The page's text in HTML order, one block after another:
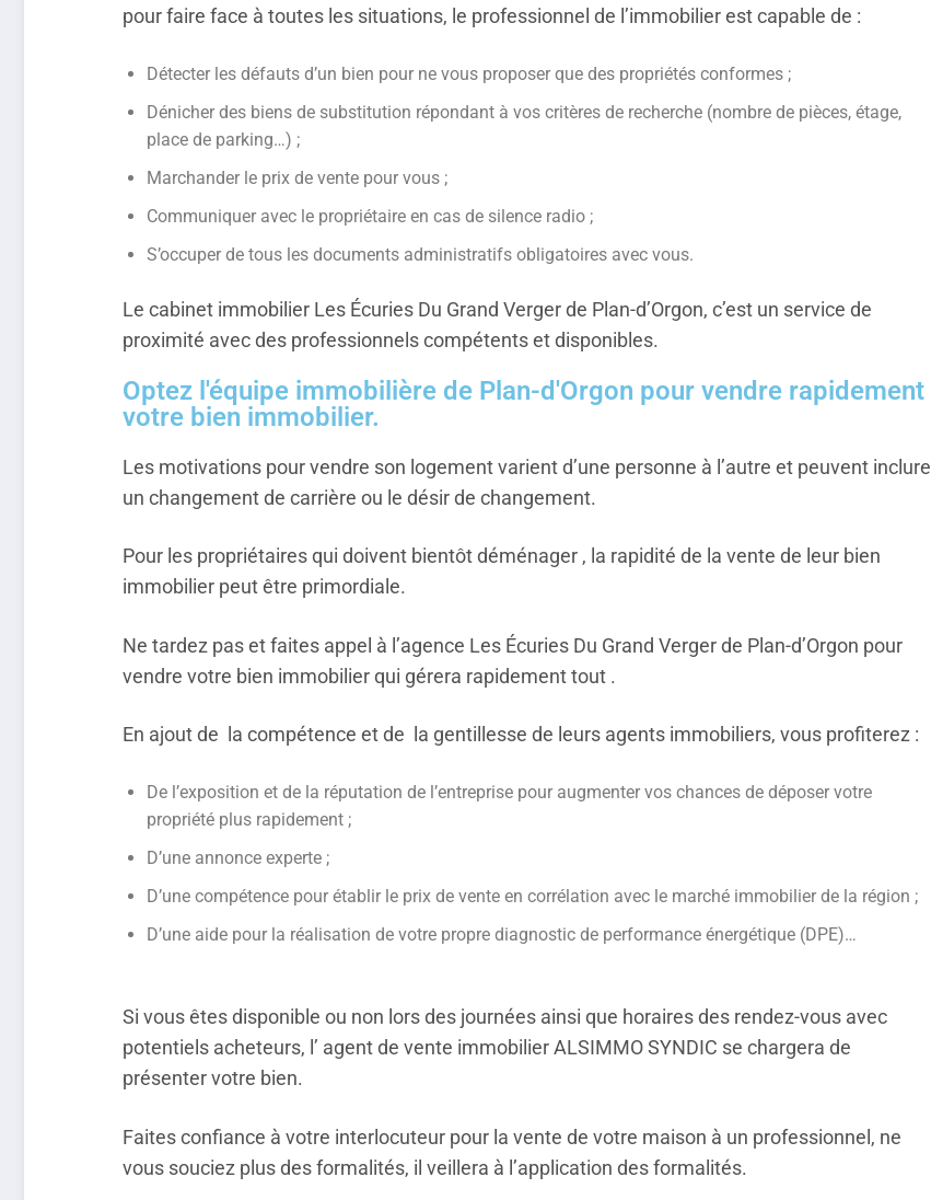
pour faire face à toutes les situations, le professionnel de l’immobilier est capable de :
Détecter les défauts d’un bien pour ne vous proposer que des propriétés conformes ;
Dénicher des biens de substitution répondant à vos critères de recherche (nombre de pièces, étage,
place de parking…) ;
Marchander le prix de vente pour vous ;
Communiquer avec le propriétaire en cas de silence radio ;
S’occuper de tous les documents administratifs obligatoires avec vous.
Le cabinet immobilier Les Écuries Du Grand Verger de Plan-d’Orgon, c’est un service de
proximité avec des professionnels compétents et disponibles.
Optez l'équipe immobilière de Plan-d'Orgon pour vendre rapidement
votre bien immobilier.
Les motivations pour vendre son logement varient d’une personne à l’autre et peuvent inclure
un changement de carrière ou le désir de changement.
Pour les propriétaires qui doivent bientôt déménager , la rapidité de la vente de leur bien
immobilier peut être primordiale.
Ne tardez pas et faites appel à l’agence Les Écuries Du Grand Verger de Plan-d’Orgon pour
vendre votre bien immobilier qui gérera rapidement tout .
En ajout de la compétence et de la gentillesse de leurs agents immobiliers, vous profiterez :
De l’exposition et de la réputation de l’entreprise pour augmenter vos chances de déposer votre
propriété plus rapidement ;
D’une annonce experte ;
D’une compétence pour établir le prix de vente en corrélation avec le marché immobilier de la région ;
D’une aide pour la réalisation de votre propre diagnostic de performance énergétique (DPE)…
Si vous êtes disponible ou non lors des journées ainsi que horaires des rendez-vous avec
potentiels acheteurs, l’ agent de vente immobilier ALSIMMO SYNDIC se chargera de
présenter votre bien.
Faites confiance à votre interlocuteur pour la vente de votre maison à un professionnel, ne
vous souciez plus des formalités, il veillera à l’application des formalités.